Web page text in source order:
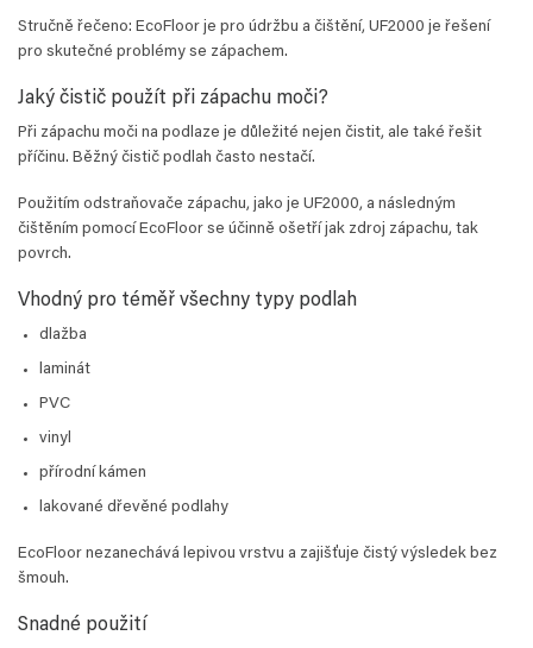
Stručně řečeno: EcoFloor je pro údržbu a čištění, UF2000 je řešení
pro skutečné problémy se zápachem.
Jaký čistič použít při zápachu moči?
Při zápachu moči na podlaze je důležité nejen čistit, ale také řešit
příčinu. Běžný čistič podlah často nestačí.
Použitím odstraňovače zápachu, jako je UF2000, a následným
čištěním pomocí EcoFloor se účinně ošetří jak zdroj zápachu, tak
povrch.
Vhodný pro téměř všechny typy podlah
dlažba
laminát
PVC
vinyl
přírodní kámen
lakované dřevěné podlahy
EcoFloor nezanechává lepivou vrstvu a zajišťuje čistý výsledek bez
šmouh.
Snadné použití